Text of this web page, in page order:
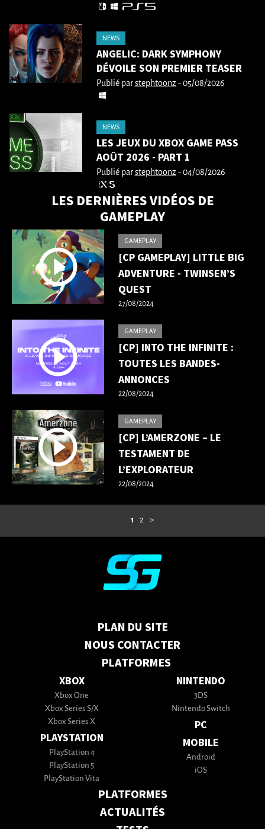
NEWS
ANGELIC: DARK SYMPHONY
DÉVOILE SON PREMIER TEASER
Publié parstephtoonz - 05/08/2026
NEWS
LES JEUX DU XBOX GAME PASS
AOÛT 2026 - PART 1
Publié parstephtoonz - 04/08/2026
LES DERNIÈRES VIDÉOS DE
GAMEPLAY
GAMEPLAY
[CP GAMEPLAY] LITTLE BIG
ADVENTURE - TWINSEN’S
QUEST
27/08/2024
GAMEPLAY
[CP] INTO THE INFINITE :
TOUTES LES BANDES-
ANNONCES
22/08/2024
GAMEPLAY
[CP] L’AMERZONE – LE
TESTAMENT DE
L’EXPLORATEUR
22/08/2024
1 2 >
PLAN DU SITE
NOUS CONTACTER
PLATFORMES
XBOX
Xbox One
Xbox Series S/X
Xbox Series X
PLAYSTATION
PlayStation 4
PlayStation 5
PlayStation Vita
NINTENDO
3DS
Nintendo Switch
PC
MOBILE
Android
iOS
PLATFORMES
ACTUALITÉS